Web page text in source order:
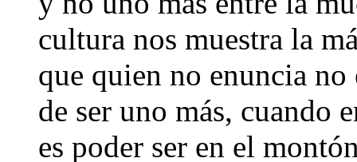
cultura nos muestra la
que quien no enuncia
de ser uno más, cuando
es poder ser en el